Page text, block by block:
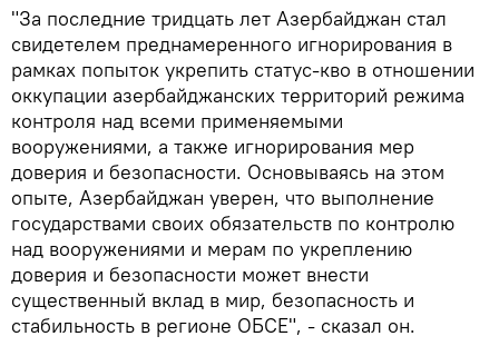
"За последние тридцать лет Азербайджан стал
свидетелем преднамеренного игнорирования в
рамках попыток укрепить статус-кво в отношении
оккупации азербайджанских территорий режима
контроля над всеми применяемыми
вооружениями, а также игнорирования мер
доверия и безопасности. Основываясь на этом
опыте, Азербайджан уверен, что выполнение
государствами своих обязательств по контролю
над вооружениями и мерам по укреплению
доверия и безопасности может внести
существенный вклад в мир, безопасность и
стабильность в регионе ОБСЕ", - сказал он.